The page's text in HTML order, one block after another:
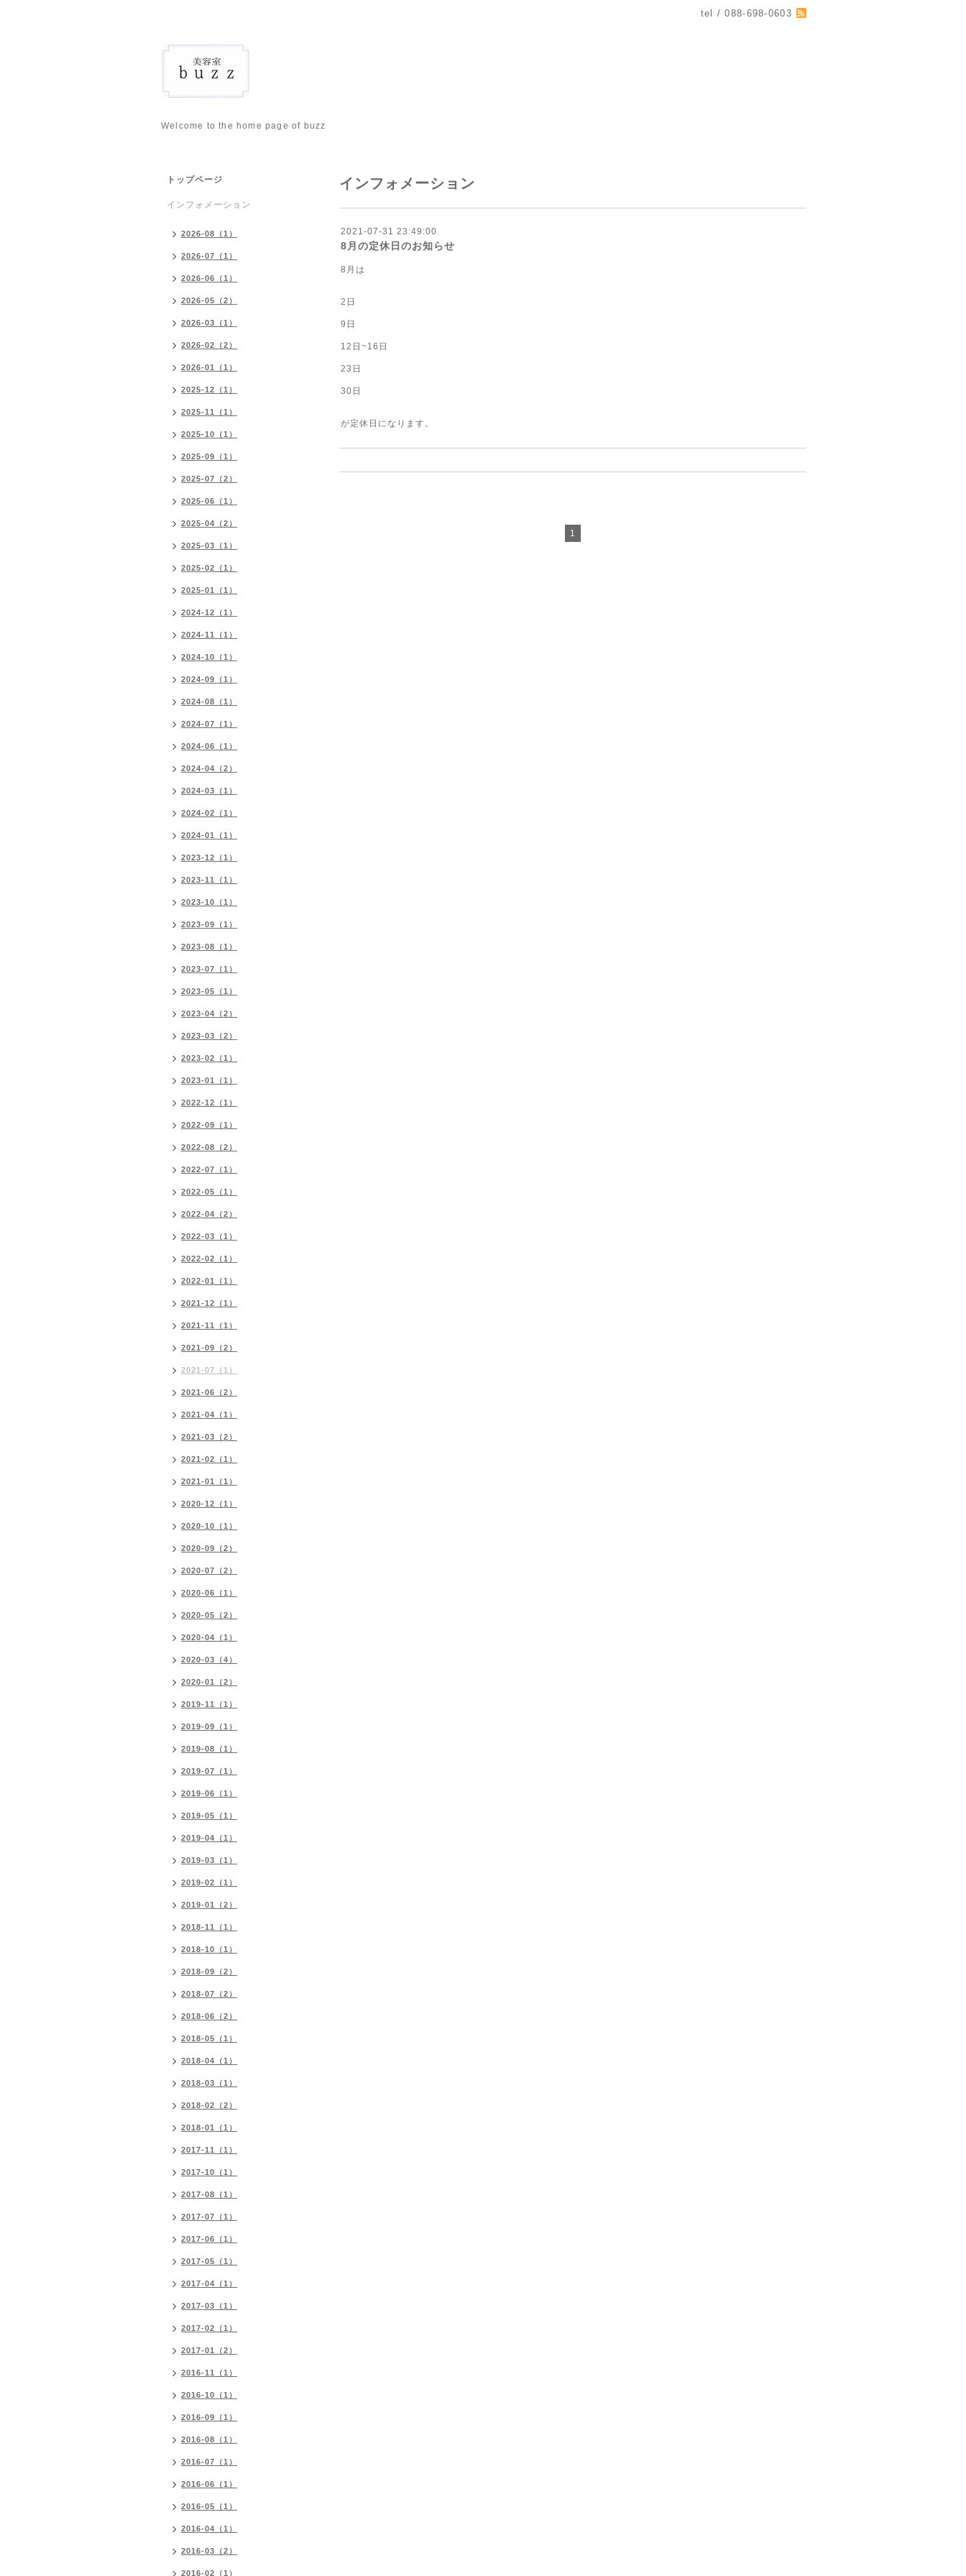
tel / 088-698-0603
Welcome to the home page of buzz
インフォメーション
2021-07-31 23:49:00
8月の定休日のお知らせ
8月は
2日
9日
12日~16日
23日
30日
が定休日になります。
1
トップページ
インフォメーション
2026-08（1）
2026-07（1）
2026-06（1）
2026-05（2）
2026-03（1）
2026-02（2）
2026-01（1）
2025-12（1）
2025-11（1）
2025-10（1）
2025-09（1）
2025-07（2）
2025-06（1）
2025-04（2）
2025-03（1）
2025-02（1）
2025-01（1）
2024-12（1）
2024-11（1）
2024-10（1）
2024-09（1）
2024-08（1）
2024-07（1）
2024-06（1）
2024-04（2）
2024-03（1）
2024-02（1）
2024-01（1）
2023-12（1）
2023-11（1）
2023-10（1）
2023-09（1）
2023-08（1）
2023-07（1）
2023-05（1）
2023-04（2）
2023-03（2）
2023-02（1）
2023-01（1）
2022-12（1）
2022-09（1）
2022-08（2）
2022-07（1）
2022-05（1）
2022-04（2）
2022-03（1）
2022-02（1）
2022-01（1）
2021-12（1）
2021-11（1）
2021-09（2）
2021-07（1）
2021-06（2）
2021-04（1）
2021-03（2）
2021-02（1）
2021-01（1）
2020-12（1）
2020-10（1）
2020-09（2）
2020-07（2）
2020-06（1）
2020-05（2）
2020-04（1）
2020-03（4）
2020-01（2）
2019-11（1）
2019-09（1）
2019-08（1）
2019-07（1）
2019-06（1）
2019-05（1）
2019-04（1）
2019-03（1）
2019-02（1）
2019-01（2）
2018-11（1）
2018-10（1）
2018-09（2）
2018-07（2）
2018-06（2）
2018-05（1）
2018-04（1）
2018-03（1）
2018-02（2）
2018-01（1）
2017-11（1）
2017-10（1）
2017-08（1）
2017-07（1）
2017-06（1）
2017-05（1）
2017-04（1）
2017-03（1）
2017-02（1）
2017-01（2）
2016-11（1）
2016-10（1）
2016-09（1）
2016-08（1）
2016-07（1）
2016-06（1）
2016-05（1）
2016-04（1）
2016-03（2）
2016-02（1）